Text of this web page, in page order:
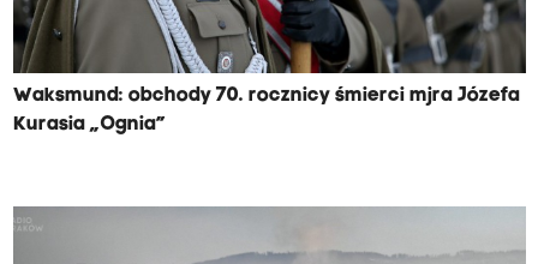
Waksmund: obchody 70. rocznicy śmierci mjra Józefa
Kurasia „Ognia”